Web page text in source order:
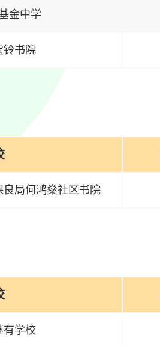
金中学
铃书院
局何鸿燊社区书院
有学校